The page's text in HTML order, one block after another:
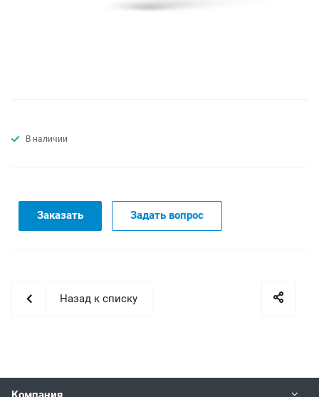
В наличии
Заказать Задать вопрос
Назад к списку